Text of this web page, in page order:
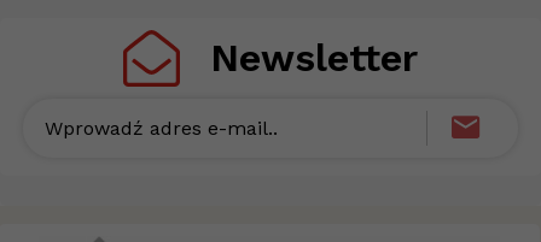
Newsletter
Wprowadź adres e-mail..